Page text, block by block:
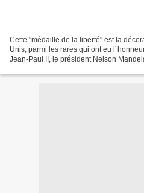
Cette "médaille de la liberté" est la
Unis, parmi les rares qui ont eu
Jean-Paul II, le président Nelson